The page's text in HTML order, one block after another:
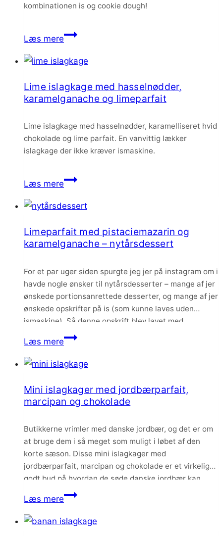
kombinationen is og cookie dough!
Læs mereIssandwich
cookies
vaniljeis
–
ismaskine
Lime islagkage med hasselnødder,
karamelganache og limeparfait
Lime islagkage med hasselnødder, karamelliseret hvid
chokolade og lime parfait. En vanvittig lækker
islagkage der ikke kræver ismaskine.
Læs mereLime
med
karamelganache
og
Limeparfait med pistaciemazarin og
karamelganache – nytårsdessert
For et par uger siden spurgte jeg jer på instagram om i
havde nogle ønsker til nytårsdesserter – mange af jer
ønskede portionsanrettede desserter, og mange af jer
ønskede opskrifter på is (som kunne laves uden
ismaskine). Så denne opskrift blev lavet med
udgangspunkt i disse ønsker.
Læs mereLimeparfait
pistaciemazarin
karamelganache
–
Mini islagkager med jordbærparfait,
marcipan og chokolade
Butikkerne vrimler med danske jordbær, og det er om
at bruge dem i så meget som muligt i løbet af den
korte sæson. Disse mini islagkager med
jordbærparfait, marcipan og chokolade er et virkelig
godt bud på hvordan de søde danske jordbær kan
bruges på en enkel og smagfuld måde.
Læs mereMini
med